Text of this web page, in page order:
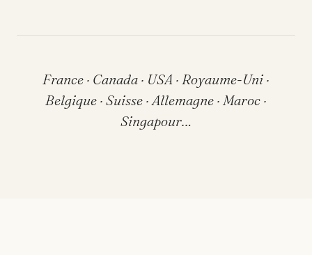
France · Canada · USA · Royaume-Uni ·
Belgique · Suisse · Allemagne · Maroc ·
Singapour…